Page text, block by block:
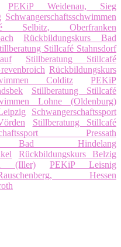
PEKiP Weidenau, Sieg
Schwangerschaftsschwimmen
Selbitz, Oberfranken
Rückbildungskurs Bad
Stillcafé Stahnsdorf
Stillberatung Stillcafé
Rückbildungskurs
Colditz
PEKiP
Stillberatung Stillcafé
Lohne (Oldenburg)
Schwangerschaftssport
Stillberatung Stillcafé
Pressath
Bad Hindelang
Rückbildungskurs Belzig
(Iller)
PEKiP Leisnig
Hessen